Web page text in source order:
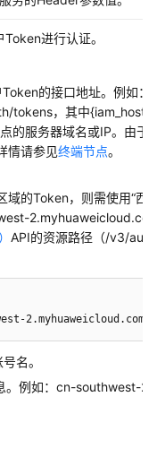
进行认证。
的接口地址。例如：
tokens，其中{iam_host}
的服务器域名或IP。由于
情请参见终端节点。
域的Token，则需使用“西
API的资源路径（/v3/
2.myhuaweicloud.com/
名。
。例如：cn-southwest-2